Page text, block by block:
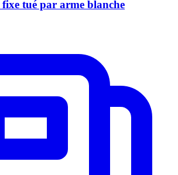
tué par arme blanche